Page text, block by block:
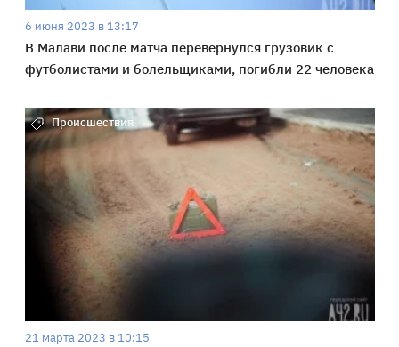
6 июня 2023 в 13:17
В Малави после матча перевернулся грузовик с
футболистами и болельщиками, погибли 22 человека
Происшествия
21 марта 2023 в 10:15